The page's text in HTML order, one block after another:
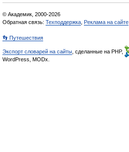
© Академик, 2000-2026
Обратная связь: Техподдержка Реклама на сайте
👣 Путешествия
Экспорт словарей на сайты , сделанные на PHP,
WordPress, MODx.